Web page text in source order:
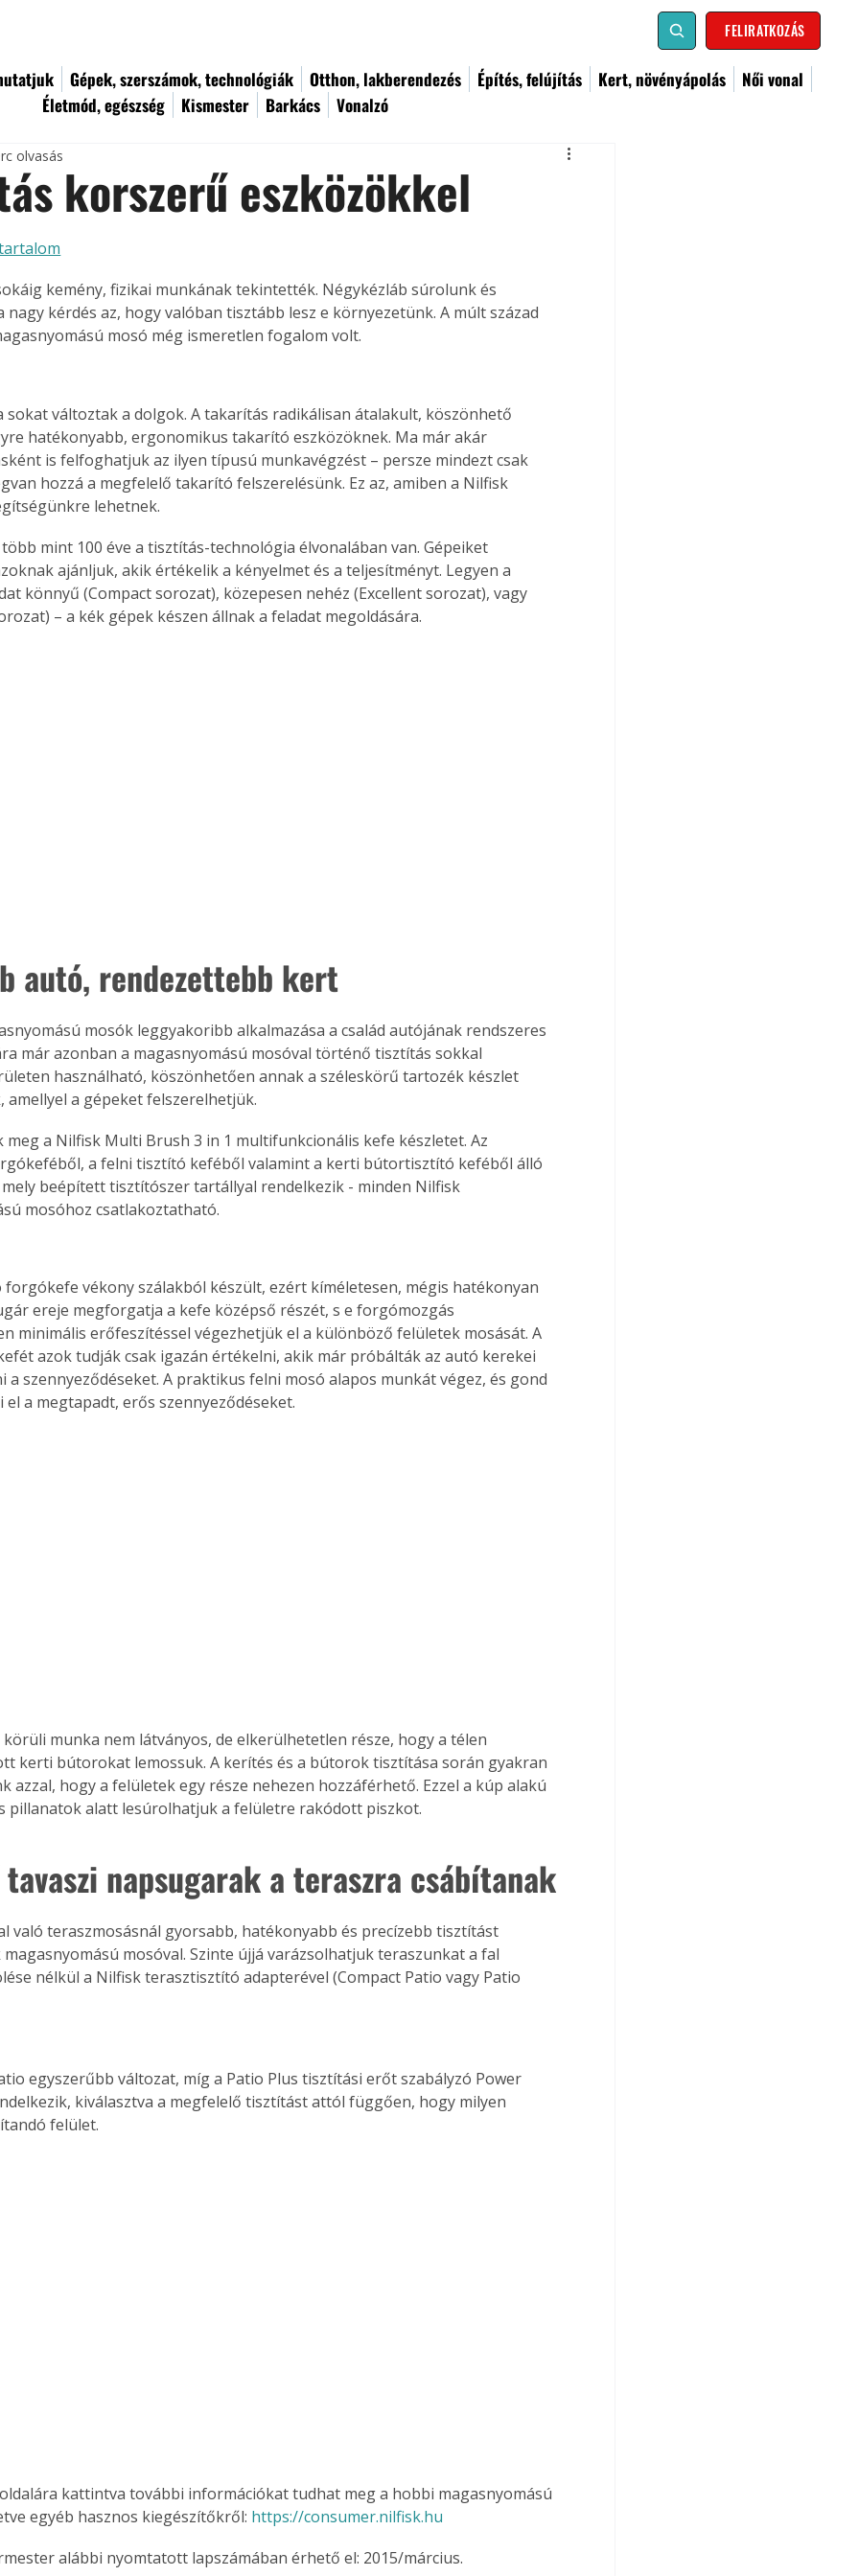
FELIRATKOZÁS
Gépek, szerszámok, technológiák Otthon, lakberendezés Építés, felújítás Kert, növényápolás
Női vonal
Életmód, egészség
Kismester Barkács Vonalzó
Old
új,
egyedi
is
Bárhol,
élve
Együtt jobban megéri!
könyvek tetszőleges
párosítással kedvezményes
megrendelhetők!
korszerű eszközökkel
olvasás
kemény, fizikai munkának tekintették. Négykézláb súrolunk és
nagy kérdés az, hogy valóban tisztább lesz e környezetünk. A múlt század
mosó még ismeretlen fogalom volt.
sokat változtak a dolgok. A takarítás radikálisan átalakult, köszönhető
hatékonyabb, ergonomikus takarító eszközöknek. Ma már akár
is felfoghatjuk az ilyen típusú munkavégzést – persze mindezt csak
hozzá a megfelelő takarító felszerelésünk. Ez az, amiben a Nilfisk
lehetnek.
mint 100 éve a tisztítás-technológia élvonalában van. Gépeiket
ajánljuk, akik értékelik a kényelmet és a teljesítményt. Legyen a
könnyű (Compact sorozat), közepesen nehéz (Excellent sorozat), vagy
– a kék gépek készen állnak a feladat megoldására.
autó, rendezettebb kert
mosók leggyakoribb alkalmazása a család autójának rendszeres
már azonban a magasnyomású mosóval történő tisztítás sokkal
használható, köszönhetően annak a széleskörű tartozék készlet
amellyel a gépeket felszerelhetjük.
meg a Nilfisk Multi Brush 3 in 1 multifunkcionális kefe készletet. Az
a felni tisztító keféből valamint a kerti bútortisztító keféből álló
beépített tisztítószer tartállyal rendelkezik - minden Nilfisk
mosóhoz csatlakoztatható.
forgókefe vékony szálakból készült, ezért kíméletesen, mégis hatékonyan
ereje megforgatja a kefe középső részét, s e forgómozgás
minimális erőfeszítéssel végezhetjük el a különböző felületek mosását. A
azok tudják csak igazán értékelni, akik már próbálták az autó kerekei
a szennyeződéseket. A praktikus felni mosó alapos munkát végez, és gond
a megtapadt, erős szennyeződéseket.
körüli munka nem látványos, de elkerülhetetlen része, hogy a télen
kerti bútorokat lemossuk. A kerítés és a bútorok tisztítása során gyakran
azzal, hogy a felületek egy része nehezen hozzáférhető. Ezzel a kúp alakú
pillanatok alatt lesúrolhatjuk a felületre rakódott piszkot.
tavaszi napsugarak a teraszra csábítanak
való teraszmosásnál gyorsabb, hatékonyabb és precízebb tisztítást
mosóval. Szinte újjá varázsolhatjuk teraszunkat a fal
nélkül a Nilfisk terasztisztító adapterével (Compact Patio vagy Patio
egyszerűbb változat, míg a Patio Plus tisztítási erőt szabályzó Power
kiválasztva a megfelelő tisztítást attól függően, hogy milyen
felület.
kattintva további információkat tudhat meg a hobbi magasnyomású
egyéb hasznos kiegészítőkről: https://consumer.nilfisk.hu
alábbi nyomtatott lapszámában érhető el: 2015/március.